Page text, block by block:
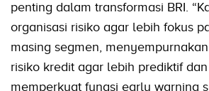
penting dalam transformasi BRI.
organisasi risiko agar lebih fokus
masing segmen,
risiko kredit agar lebih prediktif
memperkuat fungsi early warning